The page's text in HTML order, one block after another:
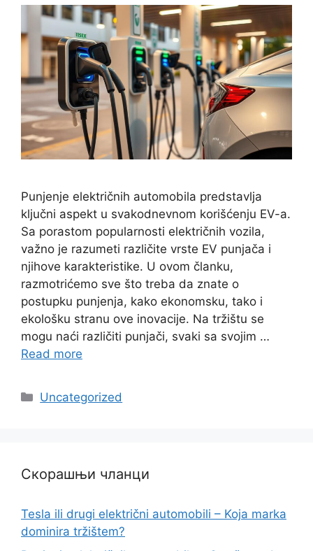
Punjenje električnih automobila predstavlja
ključni aspekt u svakodnevnom korišćenju EV-a.
Sa porastom popularnosti električnih vozila,
važno je razumeti različite vrste EV punjača i
njihove karakteristike. U ovom članku,
razmotrićemo sve što treba da znate o
postupku punjenja, kako ekonomsku, tako i
ekološku stranu ove inovacije. Na tržištu se
mogu naći različiti punjači, svaki sa svojim …
Read more
Categories
Uncategorized
Скорашњи чланци
Tesla ili drugi električni automobili – Koja marka
dominira tržištem?